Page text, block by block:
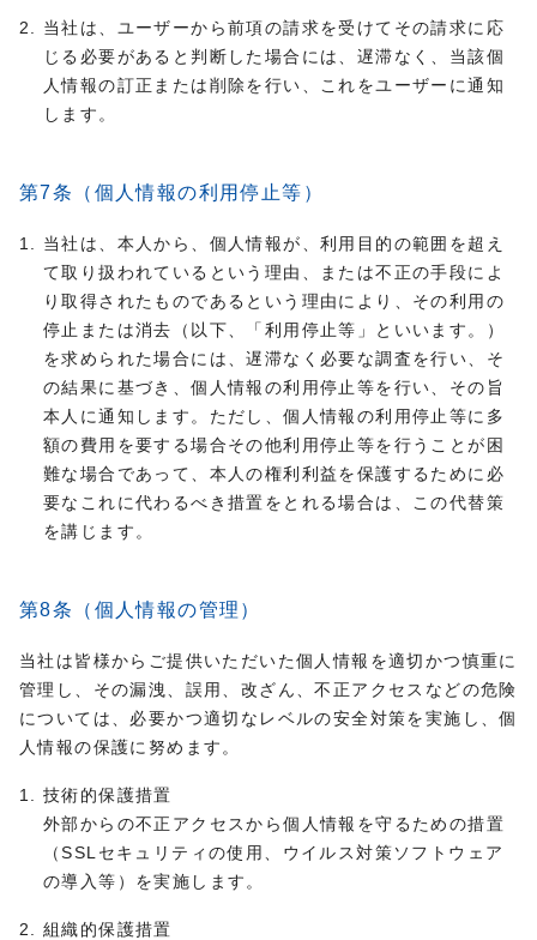
当社は、ユーザーから前項の請求を受けてその請求に応
じる必要があると判断した場合には、遅滞なく、当該個
人情報の訂正または削除を行い、これをユーザーに通知
します。
第7条（個人情報の利用停止等）
当社は、本人から、個人情報が、利用目的の範囲を超え
て取り扱われているという理由、または不正の手段によ
り取得されたものであるという理由により、その利用の
停止または消去（以下、「利用停止等」といいます。）
を求められた場合には、遅滞なく必要な調査を行い、そ
の結果に基づき、個人情報の利用停止等を行い、その旨
本人に通知します。ただし、個人情報の利用停止等に多
額の費用を要する場合その他利用停止等を行うことが困
難な場合であって、本人の権利利益を保護するために必
要なこれに代わるべき措置をとれる場合は、この代替策
を講じます。
第8条（個人情報の管理）
当社は皆様からご提供いただいた個人情報を適切かつ慎重に
管理し、その漏洩、誤用、改ざん、不正アクセスなどの危険
については、必要かつ適切なレベルの安全対策を実施し、個
人情報の保護に努めます。
技術的保護措置
外部からの不正アクセスから個人情報を守るための措置
（SSLセキュリティの使用、ウイルス対策ソフトウェア
の導入等）を実施します。
組織的保護措置